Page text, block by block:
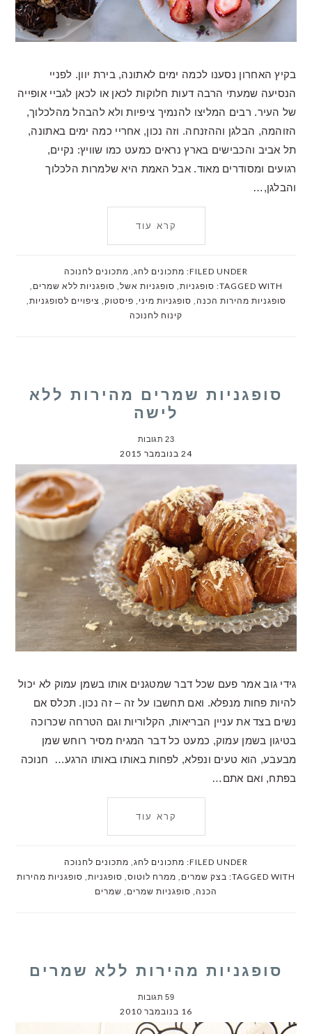
בקיץ האחרון נסענו לכמה ימים לאתונה, בירת יוון. לפניי
הנסיעה שמעתי הרבה דעות חלוקות לכאן או לכאן לגביי אופייה
של העיר. רבים המליצו להנמיך ציפיות ולא להבהל מהלכלוך,
הזוהמה, הבלגן וההזנחה. וזה נכון, אחריי כמה ימים באתונה,
תל אביב והכבישים בארץ נראים כמעט כמו שוויץ: נקיים,
רגועים ומסודרים מאוד. אבל האמת היא שלמרות הלכלוך
והבלגן,…
קרא עוד
FILED UNDER: מתכונים לחג מתכונים לחנוכה
TAGGED WITH: סופגניות סופגניות אשל סופגניות ללא שמרים
סופגניות מהירות הכנה סופגניות מיני פיסטוק ציפויים לסופגניות
קינוח לחנוכה
סופגניות שמרים מהירות ללא
לישה
23 תגובות
24 בנובמבר 2015
גידי גוב אמר פעם שכל דבר שמטגנים אותו בשמן עמוק לא יכול
להיות פחות מנפלא. ואם תחשבו על זה – זה נכון. תכלס אם
נשים בצד את עניין הבריאות, הקלוריות וגם הטרחה שכרוכה
בטיגון בשמן עמוק, כמעט כל דבר המגיח מסיר רוחש שמן
מבעבע, הוא טעים ונפלא, לפחות באותו באותו הרגע… חנוכה
בפתח, ואם אתם…
קרא עוד
FILED UNDER: מתכונים לחג, מתכונים לחנוכה
TAGGED WITH: בצק שמרים , ממרח לוטוס, סופגניות, סופגניות מהירות
הכנה, סופגניות שמרים , שמרים
סופגניות מהירות ללא שמרים
59 תגובות
16 בנובמבר 2010